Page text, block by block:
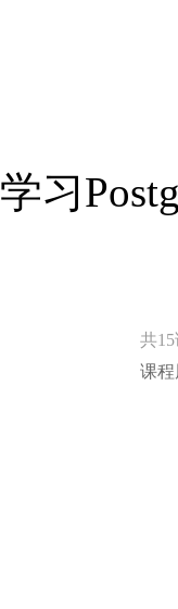
习
共
课